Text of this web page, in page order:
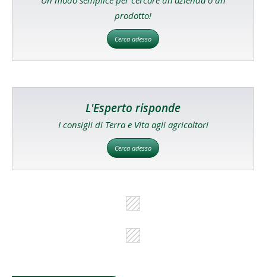
prodotto!
Cerca adesso
L'Esperto risponde
I consigli di Terra e Vita agli agricoltori
Cerca adesso